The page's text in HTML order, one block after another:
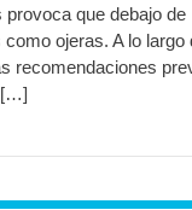
que debajo
ojeras. A lo
recomendaciones
[…]